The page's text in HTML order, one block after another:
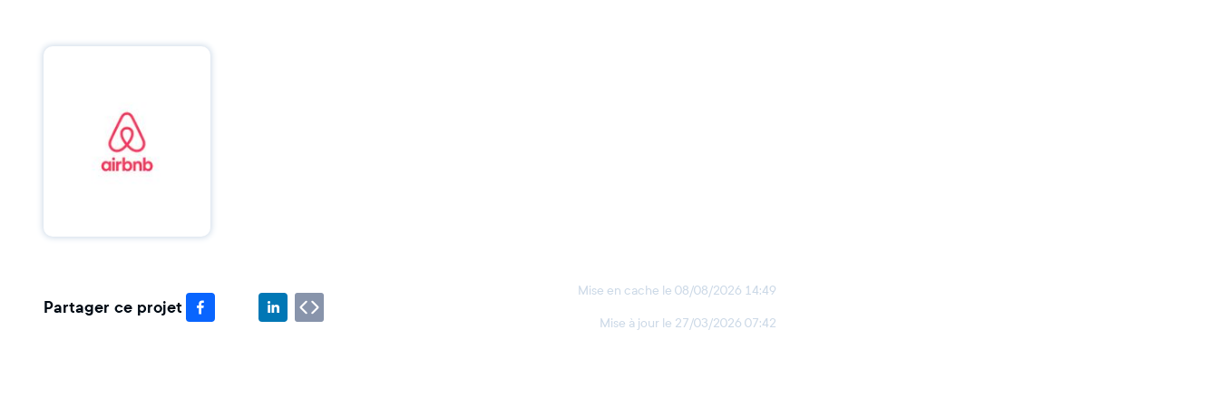
Partager ce projet
Mise en cache le 08/08/2026 14:49
Mise à jour le 27/03/2026 07:42